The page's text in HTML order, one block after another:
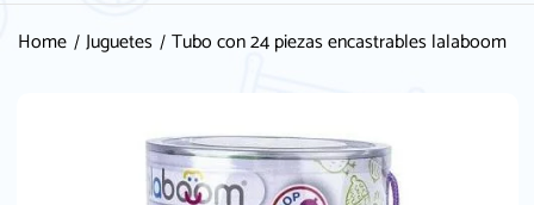
Home Juguetes Tubo con 24 piezas encastrables lalaboom